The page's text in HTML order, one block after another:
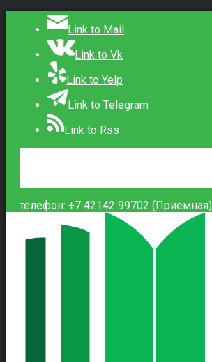
Link to Mail
Link to Vk
Link to Yelp
Link to Telegram
Link to Rss
телефон: +7 42142 99702 (Приемная)